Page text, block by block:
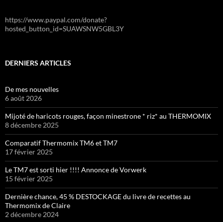
https://www.paypal.com/donate?
hosted_button_id=SUAWSNW5GBL3Y
DERNIERS ARTICLES
De mes nouvelles
6 août 2026
Mijoté de haricots rouges, façon minestrone * riz* au THERMOMIX
8 décembre 2025
Comparatif Thermomix TM6 et TM7
17 février 2025
Le TM7 est sorti hier !!!! Annonce de Vorwerk
15 février 2025
Dernière chance, 45 % DESTOCKAGE du livre de recettes au
Thermomix de Claire
2 décembre 2024